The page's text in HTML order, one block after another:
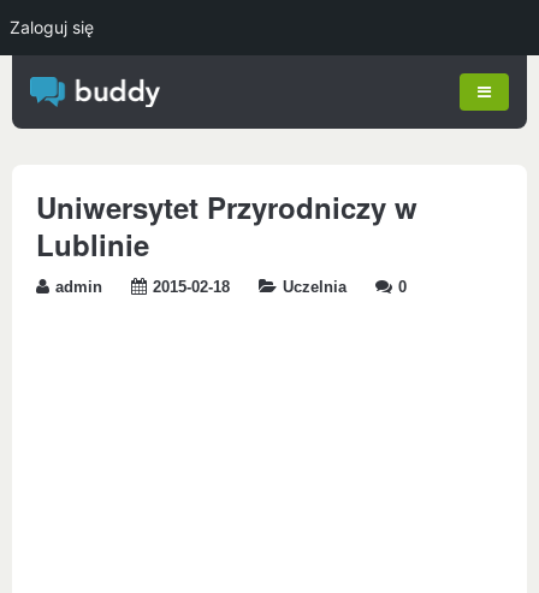
Uniwersytet Przyrodniczy w
Lublinie
admin 2015-02-18 Uczelnia 0
Zaloguj się